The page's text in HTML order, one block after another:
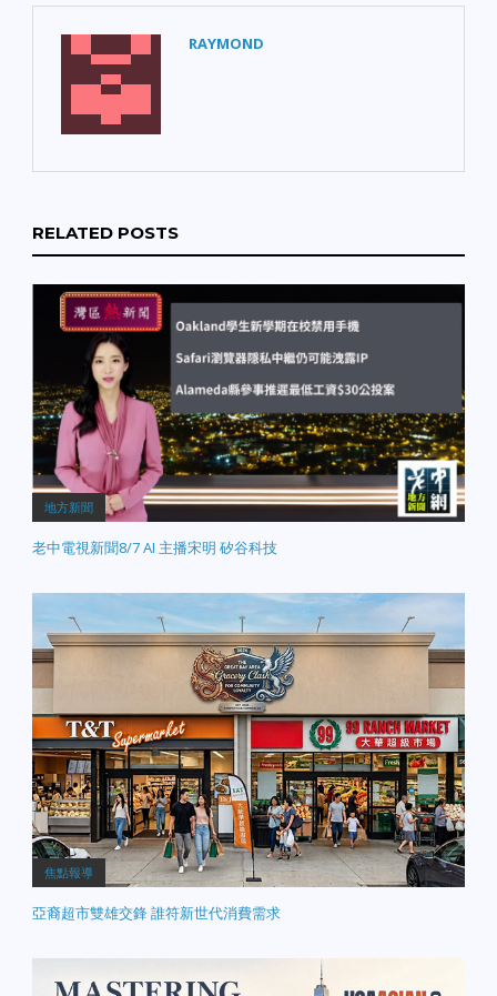
RAYMOND
RELATED POSTS
地方新聞
老中電視新聞8/7 AI 主播宋明 矽谷科技
焦點報導
亞裔超市雙雄交鋒 誰符新世代消費需求